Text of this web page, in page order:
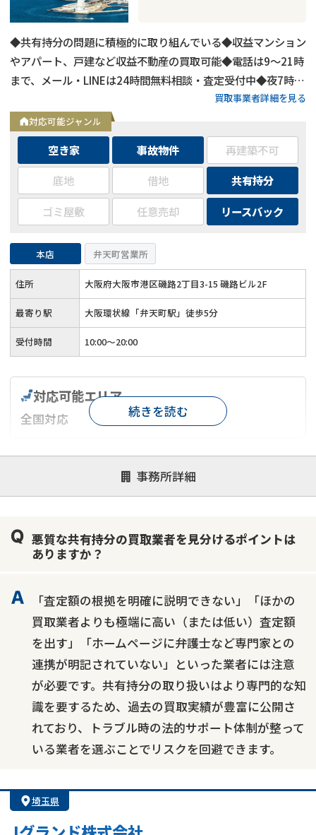
◆共有持分の問題に積極的に取り組んでいる◆収益マンション
やアパート、戸建など収益不動産の買取可能◆電話は9～21時
まで、メール・LINEは24時間無料相談・査定受付中◆夜7時以
買取事業者詳細を見る
対応可能ジャンル
空き家 事故物件
再建築不可
底地
借地
共有持分
ゴミ屋敷
任意売却 リースバック
本店 弁天町営業所
住所 大阪府大阪市港区磯路2丁目3-15 磯路ビル2F
最寄り駅 大阪環状線「弁天町駅」徒歩5分
受付時間 10:00～20:00
事務所詳細
対応可能エリア
全国対応
対応が親身 オンライン面談可能
レスポンスが早い
1億円以上の買取可
続きを読む
悪質な共有持分の買取業者を見分けるポイントは
ありますか？
「査定額の根拠を明確に説明できない」「ほかの
買取業者よりも極端に高い（または低い）査定額
を出す」「ホームページに弁護士など専門家との
連携が明記されていない」といった業者には注意
が必要です。共有持分の取り扱いはより専門的な知
識を要するため、過去の買取実績が豊富に公開さ
れており、トラブル時の法的サポート体制が整って
いる業者を選ぶことでリスクを回避できます。
埼玉県